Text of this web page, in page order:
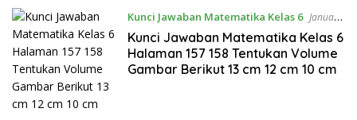
Kunci Jawaban Matematika Kelas 6 Januari
28, 2023
Kunci Jawaban Matematika Kelas 6
Halaman 157 158 Tentukan Volume
Gambar Berikut 13 cm 12 cm 10 cm